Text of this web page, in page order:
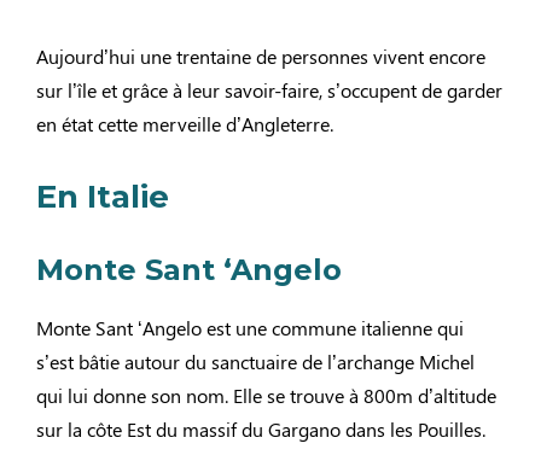
Aujourd’hui une trentaine de personnes vivent encore
sur l’île et grâce à leur savoir-faire, s’occupent de garder
en état cette merveille d’Angleterre.
En Italie
Monte Sant ‘Angelo
Monte Sant ‘Angelo est une commune italienne qui
s’est bâtie autour du sanctuaire de l’archange Michel
qui lui donne son nom. Elle se trouve à 800m d’altitude
sur la côte Est du massif du Gargano dans les Pouilles.